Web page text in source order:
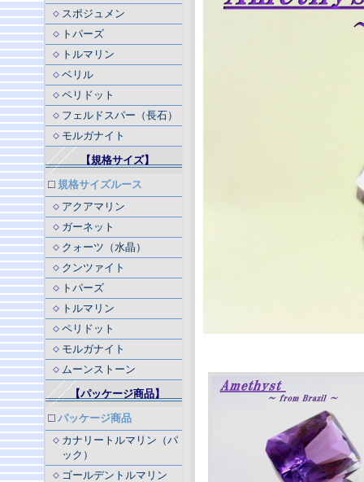
スポジュメン
トパーズ
トルマリン
ベリル
ペリドット
フェルドスパー（長石）
モルガナイト
【規格サイズ】
規格サイズルース
アクアマリン
ガーネット
クォーツ（水晶）
クンツァイト
トパーズ
トルマリン
ペリドット
モルガナイト
ムーンストーン
【パッケージ商品】
パッケージ商品
カナリートルマリン（パ
ック）
ゴールデントルマリン